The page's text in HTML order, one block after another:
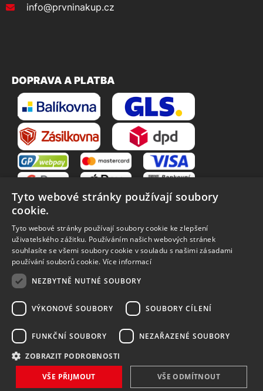
info@prvninakup.cz
DOPRAVA A PLATBA
VŠE O NÁKUPU
O nás
Obchodní podmínky
Reklamační řád
Vrácení zboží
Zpracování osobních údajů
Způsoby dopravy
Copyright 2026 MAVEX, spol. s r.o. Všechna práva vyhrazena
Tyto webové stránky používají soubory
cookie.
Tyto webové stránky používají soubory cookie ke zlepšení
uživatelského zážitku. Používáním našich webových stránek
souhlasíte se všemi soubory cookie v souladu s našimi zásadami
používání souborů cookie. Více informací
NEZBYTNĚ NUTNÉ SOUBORY
VÝKONOVÉ SOUBORY SOUBORY CÍLENÍ
FUNKČNÍ SOUBORY NEZAŘAZENÉ SOUBORY
ZOBRAZIT PODROBNOSTI
VŠE PŘIJMOUT VŠE ODMÍTNOUT